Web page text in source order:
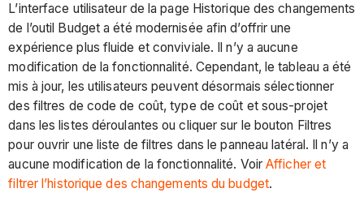
L’interface utilisateur de la page Historique des changements
de l’outil Budget a été modernisée afin d’offrir une
expérience plus fluide et conviviale. Il n’y a aucune
modification de la fonctionnalité. Cependant, le tableau a été
mis à jour, les utilisateurs peuvent désormais sélectionner
des filtres de code de coût, type de coût et sous-projet
dans les listes déroulantes ou cliquer sur le bouton Filtres
pour ouvrir une liste de filtres dans le panneau latéral. Il n’y a
aucune modification de la fonctionnalité. VoirAfficher et
filtrer l’historique des changements du budget.